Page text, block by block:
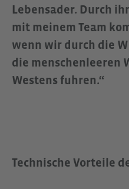
Lebensader. Durch
mit meinem Team
wenn wir durch die
die menschenleeren
Westens fuhren.“
Technische Vorteile